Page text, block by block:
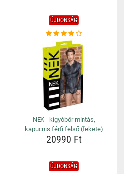
ÚJDONSÁG
NEK - kígyóbőr mintás,
kapucnis férfi felső (fekete)
20990 Ft
ÚJDONSÁG